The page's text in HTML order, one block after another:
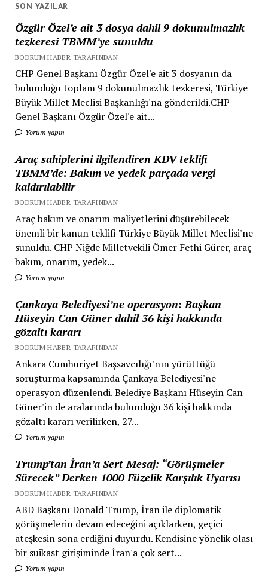
SON YAZILAR
Özgür Özel’e ait 3 dosya dahil 9 dokunulmazlık
tezkeresi TBMM’ye sunuldu
BODRUM HABER TARAFINDAN
CHP Genel Başkanı Özgür Özel'e ait 3 dosyanın da
bulunduğu toplam 9 dokunulmazlık tezkeresi, Türkiye
Büyük Millet Meclisi Başkanlığı'na gönderildi.CHP
Genel Başkanı Özgür Özel'e ait...
Yorum yapın
Araç sahiplerini ilgilendiren KDV teklifi
TBMM’de: Bakım ve yedek parçada vergi
kaldırılabilir
BODRUM HABER TARAFINDAN
Araç bakım ve onarım maliyetlerini düşürebilecek
önemli bir kanun teklifi Türkiye Büyük Millet Meclisi'ne
sunuldu. CHP Niğde Milletvekili Ömer Fethi Gürer, araç
bakım, onarım, yedek...
Yorum yapın
Çankaya Belediyesi’ne operasyon: Başkan
Hüseyin Can Güner dahil 36 kişi hakkında
gözaltı kararı
BODRUM HABER TARAFINDAN
Ankara Cumhuriyet Başsavcılığı'nın yürüttüğü
soruşturma kapsamında Çankaya Belediyesi'ne
operasyon düzenlendi. Belediye Başkanı Hüseyin Can
Güner'in de aralarında bulunduğu 36 kişi hakkında
gözaltı kararı verilirken, 27...
Yorum yapın
Trump’tan İran’a Sert Mesaj: “Görüşmeler
Sürecek” Derken 1000 Füzelik Karşılık Uyarısı
BODRUM HABER TARAFINDAN
ABD Başkanı Donald Trump, İran ile diplomatik
görüşmelerin devam edeceğini açıklarken, geçici
ateşkesin sona erdiğini duyurdu. Kendisine yönelik olası
bir suikast girişiminde İran'a çok sert...
Yorum yapın